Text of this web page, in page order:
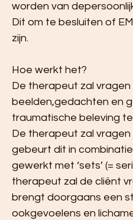
worden van
Dit om te besluiten of
zijn.
Hoe werkt het?
De therapeut zal
beelden,gedachten en
traumatische beleving
De therapeut zal
gebeurt dit in
gewerkt met ‘sets’ (=
therapeut zal de cliënt
brengt doorgaans een
ookgevoelens en